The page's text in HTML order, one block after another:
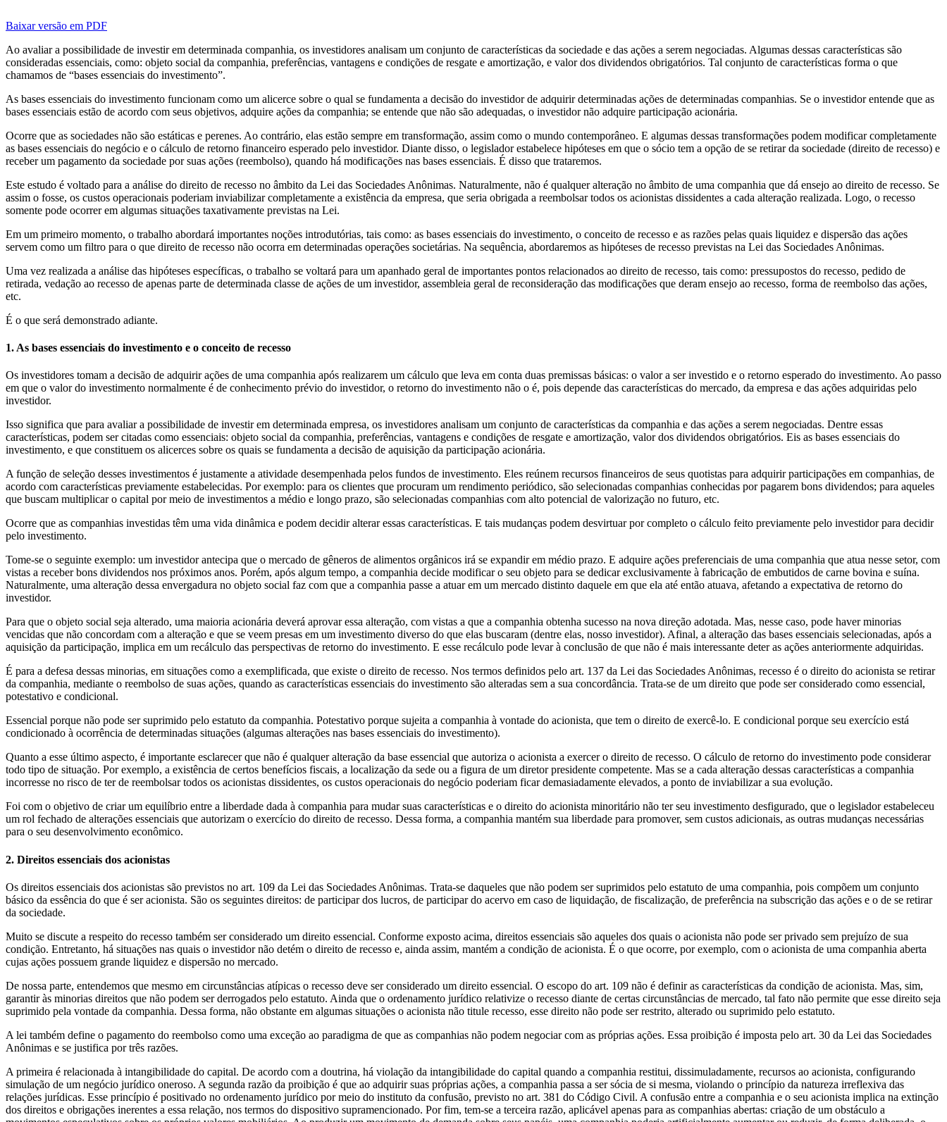
Baixar versão em PDF
Ao avaliar a possibilidade de investir em determinada companhia, os investidores analisam um conjunto de características da sociedade e das ações a serem negociadas. Algumas dessas características são
consideradas essenciais, como: objeto social da companhia, preferências, vantagens e condições de resgate e amortização, e valor dos dividendos obrigatórios. Tal conjunto de características forma o que
chamamos de “bases essenciais do investimento”.
As bases essenciais do investimento funcionam como um alicerce sobre o qual se fundamenta a decisão do investidor de adquirir determinadas ações de determinadas companhias. Se o investidor entende que as
bases essenciais estão de acordo com seus objetivos, adquire ações da companhia; se entende que não são adequadas, o investidor não adquire participação acionária.
Ocorre que as sociedades não são estáticas e perenes. Ao contrário, elas estão sempre em transformação, assim como o mundo contemporâneo. E algumas dessas transformações podem modificar completamente
as bases essenciais do negócio e o cálculo de retorno financeiro esperado pelo investidor. Diante disso, o legislador estabelece hipóteses em que o sócio tem a opção de se retirar da sociedade (direito de recesso) e
receber um pagamento da sociedade por suas ações (reembolso), quando há modificações nas bases essenciais. É disso que trataremos.
Este estudo é voltado para a análise do direito de recesso no âmbito da Lei das Sociedades Anônimas. Naturalmente, não é qualquer alteração no âmbito de uma companhia que dá ensejo ao direito de recesso. Se
assim o fosse, os custos operacionais poderiam inviabilizar completamente a existência da empresa, que seria obrigada a reembolsar todos os acionistas dissidentes a cada alteração realizada. Logo, o recesso
somente pode ocorrer em algumas situações taxativamente previstas na Lei.
Em um primeiro momento, o trabalho abordará importantes noções introdutórias, tais como: as bases essenciais do investimento, o conceito de recesso e as razões pelas quais liquidez e dispersão das ações
servem como um filtro para o que direito de recesso não ocorra em determinadas operações societárias. Na sequência, abordaremos as hipóteses de recesso previstas na Lei das Sociedades Anônimas.
Uma vez realizada a análise das hipóteses específicas, o trabalho se voltará para um apanhado geral de importantes pontos relacionados ao direito de recesso, tais como: pressupostos do recesso, pedido de
retirada, vedação ao recesso de apenas parte de determinada classe de ações de um investidor, assembleia geral de reconsideração das modificações que deram ensejo ao recesso, forma de reembolso das ações,
etc.
É o que será demonstrado adiante.
1. As bases essenciais do investimento e o conceito de recesso
Os investidores tomam a decisão de adquirir ações de uma companhia após realizarem um cálculo que leva em conta duas premissas básicas: o valor a ser investido e o retorno esperado do investimento. Ao passo
em que o valor do investimento normalmente é de conhecimento prévio do investidor, o retorno do investimento não o é, pois depende das características do mercado, da empresa e das ações adquiridas pelo
investidor.
Isso significa que para avaliar a possibilidade de investir em determinada empresa, os investidores analisam um conjunto de características da companhia e das ações a serem negociadas. Dentre essas
características, podem ser citadas como essenciais: objeto social da companhia, preferências, vantagens e condições de resgate e amortização, valor dos dividendos obrigatórios. Eis as bases essenciais do
investimento, e que constituem os alicerces sobre os quais se fundamenta a decisão de aquisição da participação acionária.
A função de seleção desses investimentos é justamente a atividade desempenhada pelos fundos de investimento. Eles reúnem recursos financeiros de seus quotistas para adquirir participações em companhias, de
acordo com características previamente estabelecidas. Por exemplo: para os clientes que procuram um rendimento periódico, são selecionadas companhias conhecidas por pagarem bons dividendos; para aqueles
que buscam multiplicar o capital por meio de investimentos a médio e longo prazo, são selecionadas companhias com alto potencial de valorização no futuro, etc.
Ocorre que as companhias investidas têm uma vida dinâmica e podem decidir alterar essas características. E tais mudanças podem desvirtuar por completo o cálculo feito previamente pelo investidor para decidir
pelo investimento.
Tome-se o seguinte exemplo: um investidor antecipa que o mercado de gêneros de alimentos orgânicos irá se expandir em médio prazo. E adquire ações preferenciais de uma companhia que atua nesse setor, com
vistas a receber bons dividendos nos próximos anos. Porém, após algum tempo, a companhia decide modificar o seu objeto para se dedicar exclusivamente à fabricação de embutidos de carne bovina e suína.
Naturalmente, uma alteração dessa envergadura no objeto social faz com que a companhia passe a atuar em um mercado distinto daquele em que ela até então atuava, afetando a expectativa de retorno do
investidor.
Para que o objeto social seja alterado, uma maioria acionária deverá aprovar essa alteração, com vistas a que a companhia obtenha sucesso na nova direção adotada. Mas, nesse caso, pode haver minorias
vencidas que não concordam com a alteração e que se veem presas em um investimento diverso do que elas buscaram (dentre elas, nosso investidor). Afinal, a alteração das bases essenciais selecionadas, após a
aquisição da participação, implica em um recálculo das perspectivas de retorno do investimento. E esse recálculo pode levar à conclusão de que não é mais interessante deter as ações anteriormente adquiridas.
É para a defesa dessas minorias, em situações como a exemplificada, que existe o direito de recesso. Nos termos definidos pelo art. 137 da Lei das Sociedades Anônimas, recesso é o direito do acionista se retirar
da companhia, mediante o reembolso de suas ações, quando as características essenciais do investimento são alteradas sem a sua concordância. Trata-se de um direito que pode ser considerado como essencial,
potestativo e condicional.
Essencial porque não pode ser suprimido pelo estatuto da companhia. Potestativo porque sujeita a companhia à vontade do acionista, que tem o direito de exercê-lo. E condicional porque seu exercício está
condicionado à ocorrência de determinadas situações (algumas alterações nas bases essenciais do investimento).
Quanto a esse último aspecto, é importante esclarecer que não é qualquer alteração da base essencial que autoriza o acionista a exercer o direito de recesso. O cálculo de retorno do investimento pode considerar
todo tipo de situação. Por exemplo, a existência de certos benefícios fiscais, a localização da sede ou a figura de um diretor presidente competente. Mas se a cada alteração dessas características a companhia
incorresse no risco de ter de reembolsar todos os acionistas dissidentes, os custos operacionais do negócio poderiam ficar demasiadamente elevados, a ponto de inviabilizar a sua evolução.
Foi com o objetivo de criar um equilíbrio entre a liberdade dada à companhia para mudar suas características e o direito do acionista minoritário não ter seu investimento desfigurado, que o legislador estabeleceu
um rol fechado de alterações essenciais que autorizam o exercício do direito de recesso. Dessa forma, a companhia mantém sua liberdade para promover, sem custos adicionais, as outras mudanças necessárias
para o seu desenvolvimento econômico.
2. Direitos essenciais dos acionistas
Os direitos essenciais dos acionistas são previstos no art. 109 da Lei das Sociedades Anônimas. Trata-se daqueles que não podem ser suprimidos pelo estatuto de uma companhia, pois compõem um conjunto
básico da essência do que é ser acionista. São os seguintes direitos: de participar dos lucros, de participar do acervo em caso de liquidação, de fiscalização, de preferência na subscrição das ações e o de se retirar
da sociedade.
Muito se discute a respeito do recesso também ser considerado um direito essencial. Conforme exposto acima, direitos essenciais são aqueles dos quais o acionista não pode ser privado sem prejuízo de sua
condição. Entretanto, há situações nas quais o investidor não detém o direito de recesso e, ainda assim, mantém a condição de acionista. É o que ocorre, por exemplo, com o acionista de uma companhia aberta
cujas ações possuem grande liquidez e dispersão no mercado.
De nossa parte, entendemos que mesmo em circunstâncias atípicas o recesso deve ser considerado um direito essencial. O escopo do art. 109 não é definir as características da condição de acionista. Mas, sim,
garantir às minorias direitos que não podem ser derrogados pelo estatuto. Ainda que o ordenamento jurídico relativize o recesso diante de certas circunstâncias de mercado, tal fato não permite que esse direito seja
suprimido pela vontade da companhia. Dessa forma, não obstante em algumas situações o acionista não titule recesso, esse direito não pode ser restrito, alterado ou suprimido pelo estatuto.
A lei também define o pagamento do reembolso como uma exceção ao paradigma de que as companhias não podem negociar com as próprias ações. Essa proibição é imposta pelo art. 30 da Lei das Sociedades
Anônimas e se justifica por três razões.
A primeira é relacionada à intangibilidade do capital. De acordo com a doutrina, há violação da intangibilidade do capital quando a companhia restitui, dissimuladamente, recursos ao acionista, configurando
simulação de um negócio jurídico oneroso. A segunda razão da proibição é que ao adquirir suas próprias ações, a companhia passa a ser sócia de si mesma, violando o princípio da natureza irreflexiva das
relações jurídicas. Esse princípio é positivado no ordenamento jurídico por meio do instituto da confusão, previsto no art. 381 do Código Civil. A confusão entre a companhia e o seu acionista implica na extinção
dos direitos e obrigações inerentes a essa relação, nos termos do dispositivo supramencionado. Por fim, tem-se a terceira razão, aplicável apenas para as companhias abertas: criação de um obstáculo a